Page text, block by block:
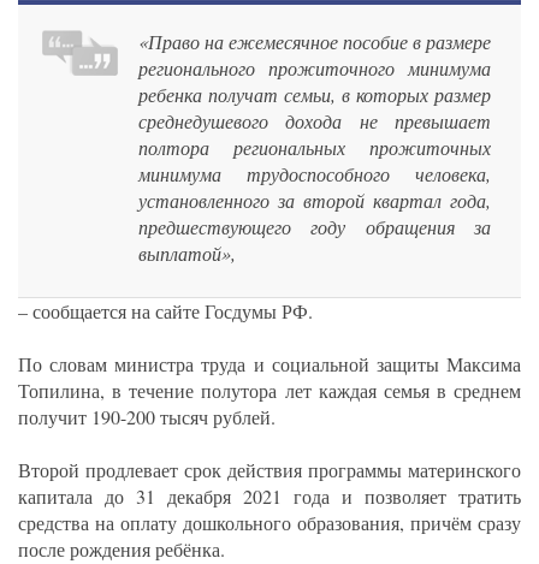
«Право на ежемесячное пособие в размере
регионального прожиточного минимума
ребенка получат семьи, в которых размер
среднедушевого дохода не превышает
полтора региональных прожиточных
минимума трудоспособного человека,
установленного за второй квартал года,
предшествующего году обращения за
выплатой»,
– сообщается на сайте Госдумы РФ.
По словам министра труда и социальной защиты Максима
Топилина, в течение полутора лет каждая семья в среднем
получит 190-200 тысяч рублей.
Второй продлевает срок действия программы материнского
капитала до 31 декабря 2021 года и позволяет тратить
средства на оплату дошкольного образования, причём сразу
после рождения ребёнка.